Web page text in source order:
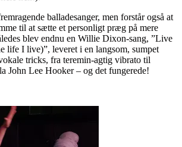
balladesanger, men forstår også at
til at sætte et personligt præg på mere
blev endnu en Willie Dixon-sang, ”Live
life I live)”, leveret i en langsom, sumpet
tricks, fra teremin-agtig vibrato til
John Lee Hooker – og det fungerede!